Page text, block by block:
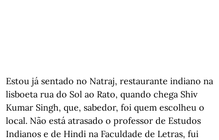
Estou já sentado no Natraj, restaurante indiano na
lisboeta rua do Sol ao Rato, quando chega Shiv
Kumar Singh, que, sabedor, foi quem escolheu o
local. Não está atrasado o professor de Estudos
Indianos e de Hindi na Faculdade de Letras, fui